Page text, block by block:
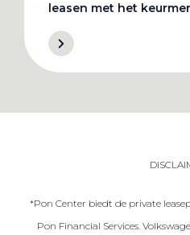
leasen met het
*Pon Center biedt de private
Pon Financial Services.